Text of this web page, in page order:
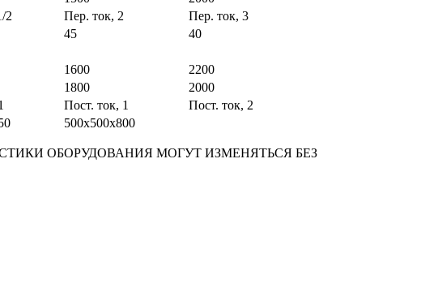
2 Пер. ток, 2
Пер. ток, 3
45
40
1600
2200
1800
2000
Пост. ток, 1
Пост. ток, 2
500x500x800
ОБОРУДОВАНИЯ МОГУТ ИЗМЕНЯТЬСЯ БЕЗ